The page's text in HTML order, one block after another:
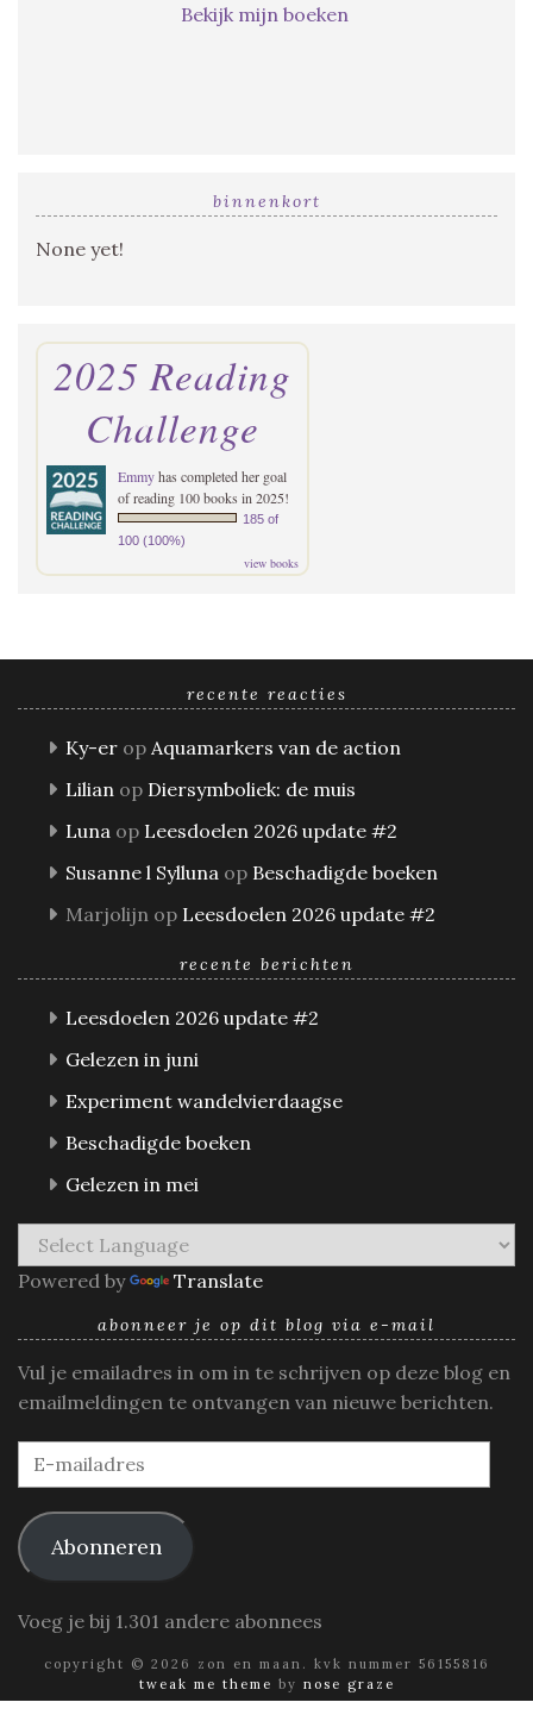
Bekijk mijn boeken
binnenkort
None yet!
2025 Reading
Challenge
Emmyhas completed her goal
of reading 100 books in 2025!
185 of
100 (100%)
view books
recente reacties
Ky-er op Aquamarkers van de action
Lilian op Diersymboliek: de muis
Luna op Leesdoelen 2026 update #2
Susanne l Sylluna op Beschadigde boeken
Marjolijn op Leesdoelen 2026 update #2
recente berichten
Leesdoelen 2026 update #2
Gelezen in juni
Experiment wandelvierdaagse
Beschadigde boeken
Gelezen in mei
Powered by Translate
abonneer je op dit blog via e-mail
Vul je emailadres in om in te schrijven op deze blog en
emailmeldingen te ontvangen van nieuwe berichten.
E-
mailadres
Abonneren
Voeg je bij 1.301 andere abonnees
copyright © 2026 zon en maan. kvk nummer 56155816
tweak me theme by nose graze